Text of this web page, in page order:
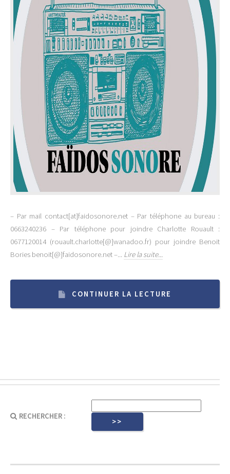
– Par mail contact[at]faidosonore.net – Par téléphone au bureau :
0663240236 – Par téléphone pour joindre Charlotte Rouault :
0677120014 (rouault.charlotte[@]wanadoo.fr) pour joindre Benoit
Bories benoit[@]faidosonore.net –... Lire la suite...
CONTINUER LA LECTURE
RECHERCHER :